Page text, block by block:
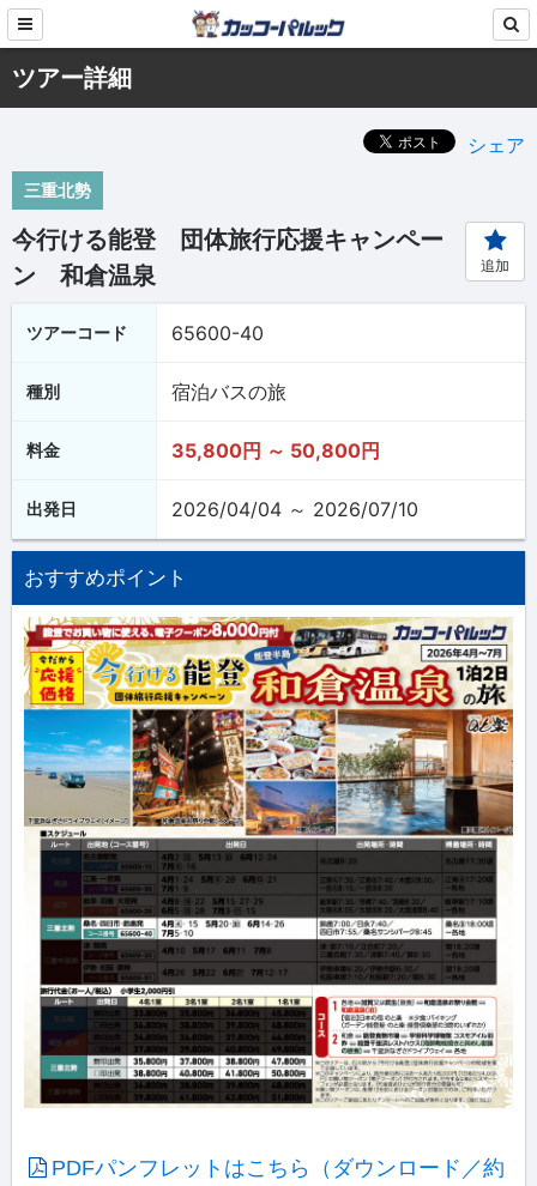
ツアー詳細
シェア
三重北勢
今行ける能登 団体旅行応援キャンペー
ン 和倉温泉
追加
ツアーコード 65600-40
種別 宿泊バスの旅
料金 35,800円 ～ 50,800円
出発日 2026/04/04 ～ 2026/07/10
おすすめポイント
PDFパンフレットはこちら（ダウンロード／約